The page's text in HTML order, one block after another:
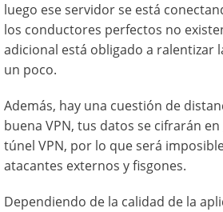
luego ese servidor se está
los conductores perfectos no
adicional está obligado a ralentizar
un poco.
Además, hay una cuestión de
buena VPN, tus datos se cifrarán
túnel VPN, por lo que será
atacantes externos y fisgones.
Dependiendo de la calidad de la